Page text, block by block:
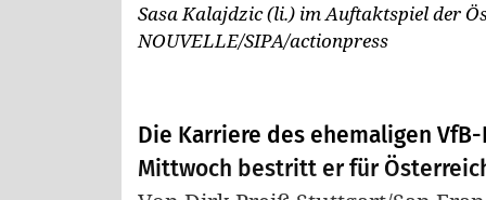
Sasa Kalajdzic (li.) im Auftaktspiel der
NOUVELLE/SIPA/actionpress
Die Karriere des ehemaligen
Mittwoch bestritt er für